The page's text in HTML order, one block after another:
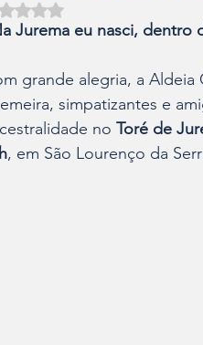
Avaliado com NaN de 5 estrelas.
Jurema eu nasci, dentro
grande alegria, a Aldeia
simpatizantes e
no Toré de
, em São Lourenço da